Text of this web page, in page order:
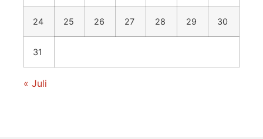
24 25 26 27 28 29 30
31
« Juli